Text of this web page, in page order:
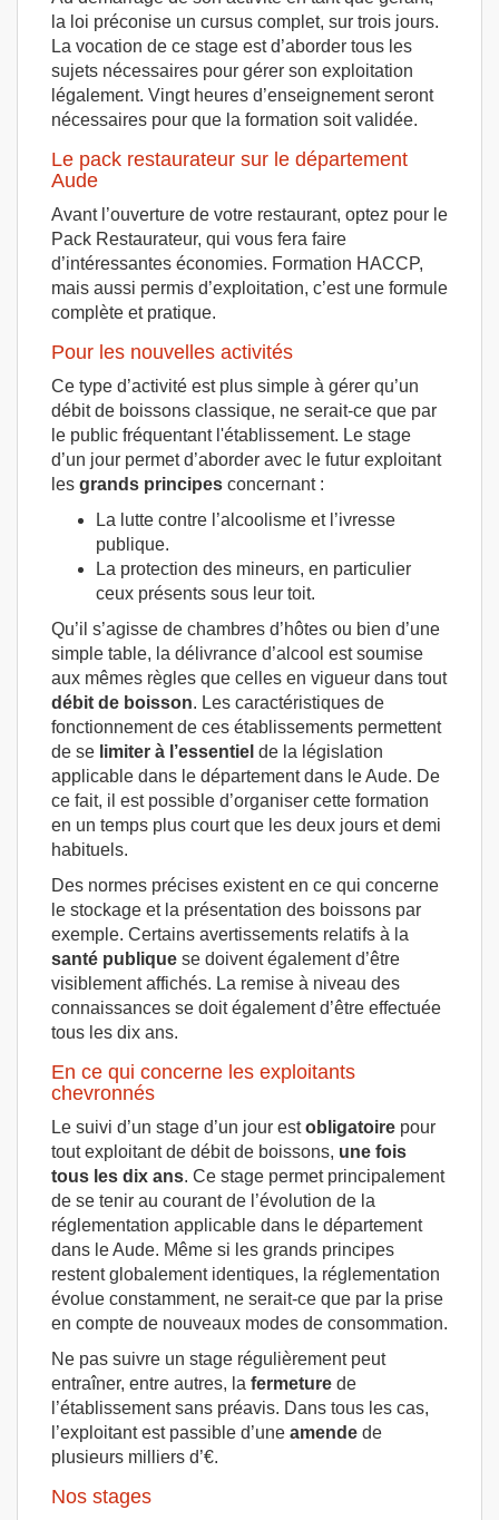
la loi préconise un cursus complet, sur trois jours.
La vocation de ce stage est d’aborder tous les
sujets nécessaires pour gérer son exploitation
légalement. Vingt heures d’enseignement seront
nécessaires pour que la formation soit validée.
Le pack restaurateur sur le département
Aude
Avant l’ouverture de votre restaurant, optez pour le
Pack Restaurateur, qui vous fera faire
d’intéressantes économies. Formation HACCP,
mais aussi permis d’exploitation, c’est une formule
complète et pratique.
Pour les nouvelles activités
Ce type d’activité est plus simple à gérer qu’un
débit de boissons classique, ne serait-ce que par
le public fréquentant l'établissement. Le stage
d’un jour permet d’aborder avec le futur exploitant
les grands principes concernant :
La lutte contre l’alcoolisme et l’ivresse
publique.
La protection des mineurs, en particulier
ceux présents sous leur toit.
Qu’il s’agisse de chambres d’hôtes ou bien d’une
simple table, la délivrance d’alcool est soumise
aux mêmes règles que celles en vigueur dans tout
débit de boisson. Les caractéristiques de
fonctionnement de ces établissements permettent
de se limiter à l’essentiel de la législation
applicable dans le département dans le Aude. De
ce fait, il est possible d’organiser cette formation
en un temps plus court que les deux jours et demi
habituels.
Des normes précises existent en ce qui concerne
le stockage et la présentation des boissons par
exemple. Certains avertissements relatifs à la
santé publique se doivent également d’être
visiblement affichés. La remise à niveau des
connaissances se doit également d’être effectuée
tous les dix ans.
En ce qui concerne les exploitants
chevronnés
Le suivi d’un stage d’un jour estobligatoire pour
tout exploitant de débit de boissons, une fois
tous les dix ans. Ce stage permet principalement
de se tenir au courant de l’évolution de la
réglementation applicable dans le département
dans le Aude. Même si les grands principes
restent globalement identiques, la réglementation
évolue constamment, ne serait-ce que par la prise
en compte de nouveaux modes de consommation.
Ne pas suivre un stage régulièrement peut
entraîner, entre autres, la fermeture de
l’établissement sans préavis. Dans tous les cas,
l’exploitant est passible d’une amende de
plusieurs milliers d’€.
Nos stages